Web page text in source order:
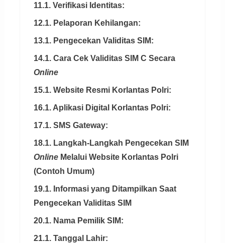
11.1. Verifikasi Identitas:
12.1. Pelaporan Kehilangan:
13.1. Pengecekan Validitas SIM:
14.1. Cara Cek Validitas SIM C Secara
Online
15.1. Website Resmi Korlantas Polri:
16.1. Aplikasi Digital Korlantas Polri:
17.1. SMS Gateway:
18.1. Langkah-Langkah Pengecekan SIM
OnlineMelalui Website Korlantas Polri
(Contoh Umum)
19.1. Informasi yang Ditampilkan Saat
Pengecekan Validitas SIM
20.1. Nama Pemilik SIM:
21.1. Tanggal Lahir: